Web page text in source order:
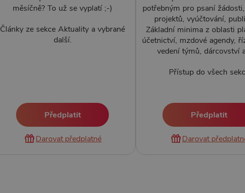
měsíčně? To už se vyplatí ;-)
Články ze sekce Aktuality a vybrané
další.
Předplatit
Darovat předplatné
potřebným pro psaní
projektů, vyúčtování,
Základní minima z oblasti
účetnictví, mzdové agendy,
vedení týmů, dárcovství
Přístup do všech
Předplatit
Darovat